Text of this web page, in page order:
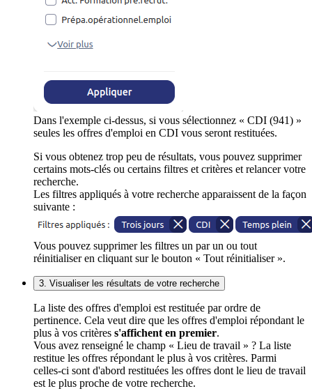
Dans l'exemple ci-dessus, si vous sélectionnez « CDI (941) »
seules les offres d'emploi en CDI vous seront restituées.
Si vous obtenez trop peu de résultats, vous pouvez supprimer
certains mots-clés ou certains filtres et critères et relancer votre
recherche.
Les filtres appliqués à votre recherche apparaissent de la façon
suivante :
Vous pouvez supprimer les filtres un par un ou tout
réinitialiser en cliquant sur le bouton « Tout réinitialiser ».
3. Visualiser les résultats de votre recherche
La liste des offres d'emploi est restituée par ordre de
pertinence. Cela veut dire que les offres d'emploi répondant le
plus à vos critères s'affichent en premier.
Vous avez renseigné le champ « Lieu de travail » ? La liste
restitue les offres répondant le plus à vos critères. Parmi
celles-ci sont d'abord restituées les offres dont le lieu de travail
est le plus proche de votre recherche.